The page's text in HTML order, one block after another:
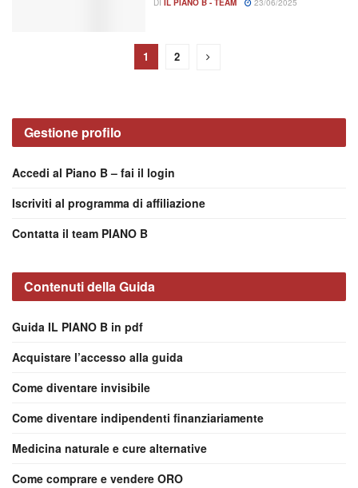
1 2
Gestione profilo
Accedi al Piano B – fai il login
Iscriviti al programma di affiliazione
Contatta il team PIANO B
Contenuti della Guida
Guida IL PIANO B in pdf
Acquistare l’accesso alla guida
Come diventare invisibile
Come diventare indipendenti finanziariamente
Medicina naturale e cure alternative
Come comprare e vendere ORO